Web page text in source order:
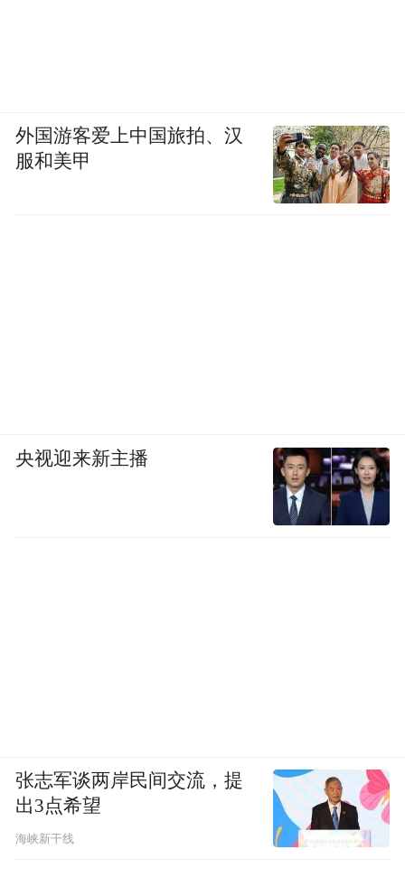
外国游客爱上中国旅拍、汉
服和美甲
央视迎来新主播
张志军谈两岸民间交流，提
出3点希望
海峡新干线